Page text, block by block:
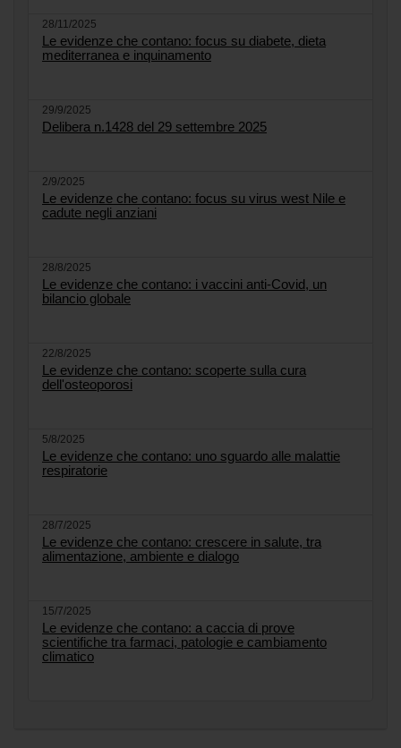
28/11/2025
Le evidenze che contano: focus su diabete, dieta
mediterranea e inquinamento
29/9/2025
Delibera n.1428 del 29 settembre 2025
2/9/2025
Le evidenze che contano: focus su virus west Nile e
cadute negli anziani
28/8/2025
Le evidenze che contano: i vaccini anti-Covid, un
bilancio globale
22/8/2025
Le evidenze che contano: scoperte sulla cura
dell'osteoporosi
5/8/2025
Le evidenze che contano: uno sguardo alle malattie
respiratorie
28/7/2025
Le evidenze che contano: crescere in salute, tra
alimentazione, ambiente e dialogo
15/7/2025
Le evidenze che contano: a caccia di prove
scientifiche tra farmaci, patologie e cambiamento
climatico